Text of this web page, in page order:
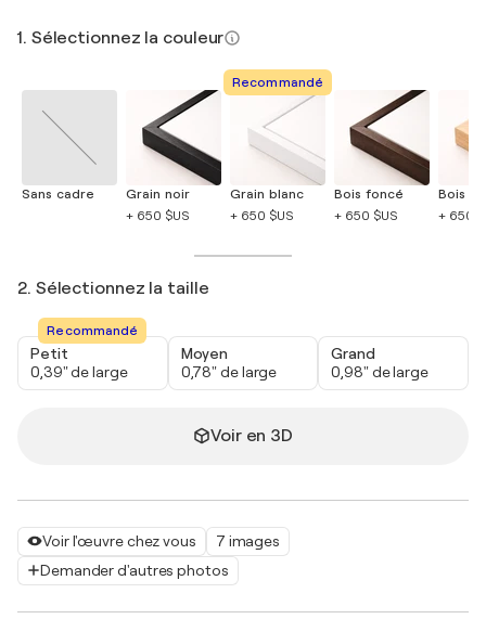
Voir l'œuvre chez vous
7 images
Demander d'autres photos
1. Sélectionnez la couleur
Sans cadre
Grain noir
+ 650 $US
Recommandé
Grain blanc
+ 650 $US
Bois foncé
+ 650 $US
Bois
+ 650
2. Sélectionnez la taille
Recommandé
Petit
0,39" de large
Moyen
0,78" de large
Grand
0,98" de large
Voir en 3D